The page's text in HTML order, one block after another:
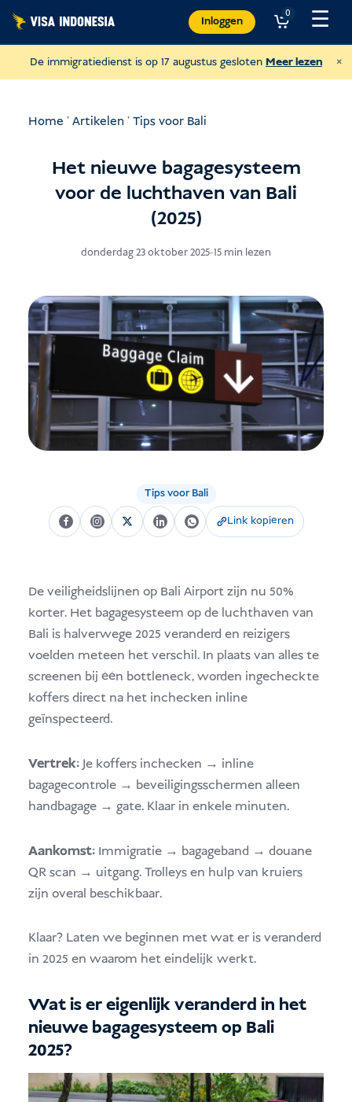
Overslaan
naar
inhoud
Inloggen
0 ☰
De immigratiedienst is op 17 augustus gesloten Meer lezen ×
Home 'Artikelen'Tips voor Bali
Het nieuwe bagagesysteem
voor de luchthaven van Bali
(2025)
donderdag 23 oktober 2025-15 min lezen
Tips voor Bali
Link kopiëren
De veiligheidslijnen op Bali Airport zijn nu 50%
korter. Het bagagesysteem op de luchthaven van
Bali is halverwege 2025 veranderd en reizigers
voelden meteen het verschil. In plaats van alles te
screenen bij één bottleneck, worden ingecheckte
koffers direct na het inchecken inline
geïnspecteerd.
Vertrek:Je koffers inchecken → inline
bagagecontrole → beveiligingsschermen alleen
handbagage → gate. Klaar in enkele minuten.
Aankomst: Immigratie → bagageband → douane
QR scan → uitgang. Trolleys en hulp van kruiers
zijn overal beschikbaar.
Klaar? Laten we beginnen met wat er is veranderd
in 2025 en waarom het eindelijk werkt.
Wat is er eigenlijk veranderd in het
nieuwe bagagesysteem op Bali
2025?
Doneer aan JAAN
en help verschillende diersoorten
USD Doneer